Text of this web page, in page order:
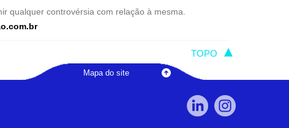
qualquer controvérsia com relação à mesma.
TOPO
Mapa do site